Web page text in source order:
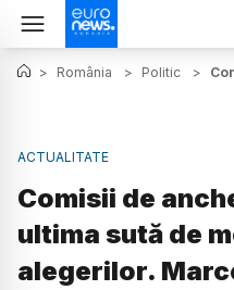
> România > Politic >
ACTUALITATE
Comisii de
ultima sută de
alegerilor.